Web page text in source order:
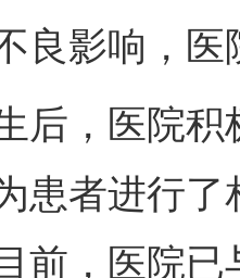
良影响，
，医院积
患者进行
前，医院